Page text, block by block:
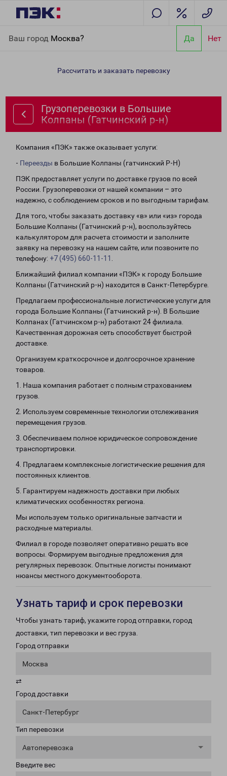
Ваш город Москва? Да Нет
(Гатчинский р-н)
Рассчитать и заказать перевозку
Грузоперевозки в Большие
Колпаны (Гатчинский р-н)
Компания «ПЭК» также оказывает услуги:
- Переезды в Большие Колпаны (гатчинский Р-Н)
ПЭК предоставляет услуги по доставке грузов по всей
России. Грузоперевозки от нашей компании – это
надежно, с соблюдением сроков и по выгодным тарифам.
Для того, чтобы заказать доставку «в» или «из» города
Большие Колпаны (Гатчинский р-н), воспользуйтесь
калькулятором для расчета стоимости и заполните
заявку на перевозку на нашем сайте, или позвоните по
телефону: +7 (495) 660-11-11
Ближайший филиал компании «ПЭК» к городу Большие
Колпаны (Гатчинский р-н) находится в Санкт-Петербурге.
Предлагаем профессиональные логистические услуги для
города Большие Колпаны (Гатчинский р-н). В Большие
Колпанах (Гатчинском р-н) работают 24 филиала.
Качественная дорожная сеть способствует быстрой
доставке.
Организуем краткосрочное и долгосрочное хранение
товаров.
1. Наша компания работает с полным страхованием
грузов.
2. Используем современные технологии отслеживания
перемещения грузов.
3. Обеспечиваем полное юридическое сопровождение
транспортировки.
4. Предлагаем комплексные логистические решения для
постоянных клиентов.
5. Гарантируем надежность доставки при любых
климатических особенностях региона.
Мы используем только оригинальные запчасти и
расходные материалы.
Филиал в городе позволяет оперативно решать все
вопросы. Формируем выгодные предложения для
регулярных перевозок. Опытные логисты понимают
нюансы местного документооборота.
Узнать тариф и срок перевозки
Чтобы узнать тариф, укажите город отправки, город
доставки, тип перевозки и вес груза.
Город отправки
Москва
⇄
Город доставки
Санкт-Петербург
Тип перевозки
Автоперевозка
Введите вес